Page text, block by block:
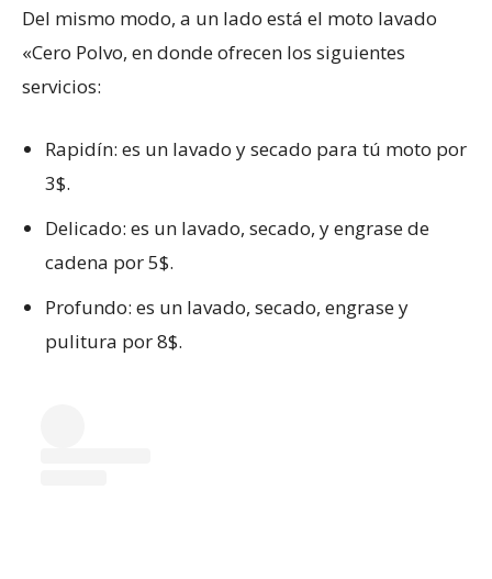
Del mismo modo, a un lado está el moto lavado
«Cero Polvo, en donde ofrecen los siguientes
servicios:
Rapidín: es un lavado y secado para tú moto por
3$.
Delicado: es un lavado, secado, y engrase de
cadena por 5$.
Profundo: es un lavado, secado, engrase y
pulitura por 8$.